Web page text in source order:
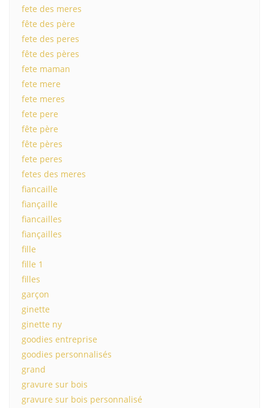
fete des meres
fête des père
fete des peres
fête des pères
fete maman
fete mere
fete meres
fete pere
fête père
fête pères
fete peres
fetes des meres
fiancaille
fiançaille
fiancailles
fiançailles
fille
fille 1
filles
garçon
ginette
ginette ny
goodies entreprise
goodies personnalisés
grand
gravure sur bois
gravure sur bois personnalisé